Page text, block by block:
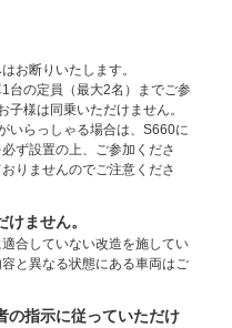
お断りいたします。
台の定員（最大2名）までご参
子様は同乗いただけません。
いらっしゃる場合は、S660に
ず設置の上、ご参加くださ
りませんのでご注意くださ
ません。
合していない改造を施してい
と異なる状態にある車両はご
の指示に従っていただけ